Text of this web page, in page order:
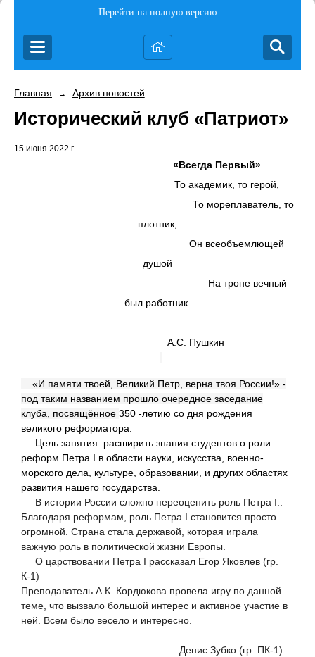
Перейти на полную версию
Главная → Архив новостей
Исторический клуб «Патриот»
15 июня 2022 г.
«Всегда Первый»
То академик, то герой,
То мореплаватель, то
плотник,
Он всеобъемлющей
душой
На троне вечный
был работник.
А.С. Пушкин
«И памяти твоей, Великий Петр, верна твоя России!» -
под таким названием прошло очередное заседание
клуба, посвящённое 350 -летию со дня рождения
великого реформатора.
Цель занятия: расширить знания студентов о роли
реформ Петра I в области науки, искусства, военно-
морского дела, культуре, образовании, и других областях
развития нашего государства.
В истории России сложно переоценить роль Петра I..
Благодаря реформам, роль Петра I становится просто
огромной. Страна стала державой, которая играла
важную роль в политической жизни Европы.
О царствовании Петра I рассказал Егор Яковлев (гр.
К-1)
Преподаватель А.К. Кордюкова провела игру по данной
теме, что вызвало большой интерес и активное участие в
ней. Всем было весело и интересно.
Денис Зубко (гр. ПК-1)